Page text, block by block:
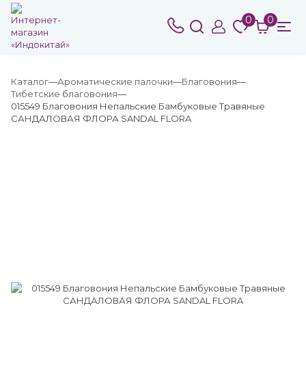
0 0
Каталог Ароматические палочки
Благовония
Тибетские благовония
015549 Благовония Непальские Бамбуковые Травяные
САНДАЛОВАЯ ФЛОРА SANDAL FLORA